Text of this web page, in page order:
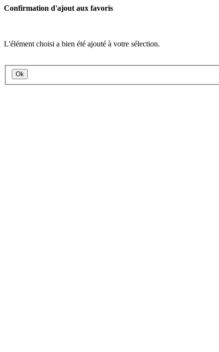
Confirmation d'ajout aux favoris
L'élément choisi a bien été ajouté à votre sélection.